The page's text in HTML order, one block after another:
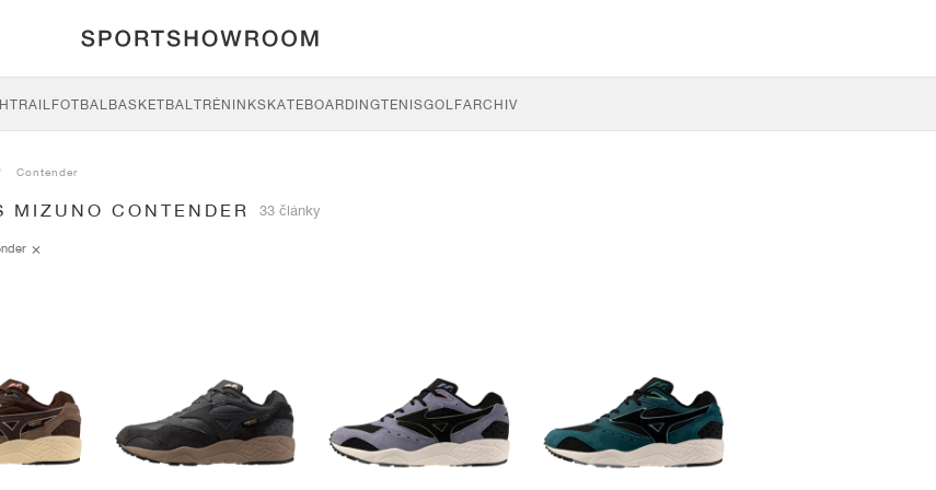
TRAILFOTBALBASKETBALTRÉNINKSKATEBOARDINGTENISGOLFARCHIV
Contender
MIZUNO CONTENDER 33 články